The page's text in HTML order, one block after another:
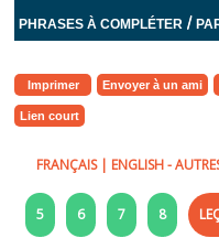
PHRASES À COMPLÉTER /
Imprimer Envoyer à un ami
Lien court
FRANÇAIS| ENGLISH-
5 6 7 8